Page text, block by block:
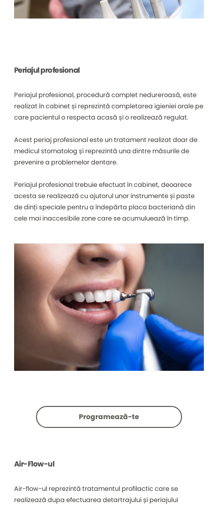
Periajul profesional
Periajul profesional, procedură complet nedureroasă, este
realizat în cabinet și reprezintă completarea igieniei orale pe
care pacientul o respecta acasă și o realizează regulat.
Acest periaj profesional este un tratament realizat doar de
medicul stomatolog și reprezintă una dintre măsurile de
prevenire a problemelor dentare.
Periajul profesional trebuie efectuat în cabinet, deoarece
acesta se realizează cu ajutorul unor instrumente și paste
de dinți speciale pentru a îndepărta placa bacteriană din
cele mai inaccesibile zone care se acumuluează în timp.
Programează-te
Air-Flow-ul
Air-flow-ul reprezintă tratamentul profilactic care se
realizează dupa efectuarea detartrajului și periajului